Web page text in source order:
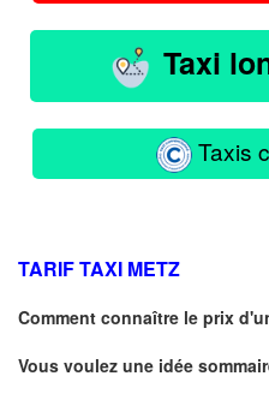
Taxi
Taxis
TARIF TAXI METZ
Comment connaître le prix
Vous voulez une idée